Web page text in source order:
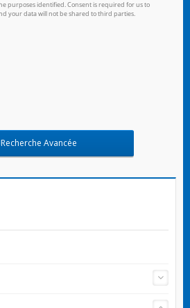
Recherche Avancée